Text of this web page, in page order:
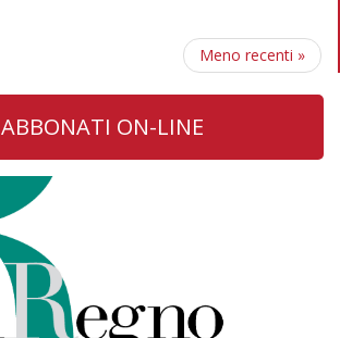
Meno recenti »
ABBONATI ON-LINE